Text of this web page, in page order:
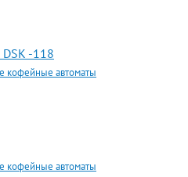
DSK -118
кофейные автоматы
кофейные автоматы